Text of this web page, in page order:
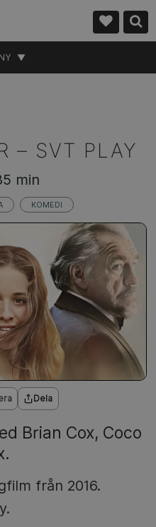
▼
– SVT PLAY
Dela
Brian Cox, Coco
från 2016.
min
KOMEDI